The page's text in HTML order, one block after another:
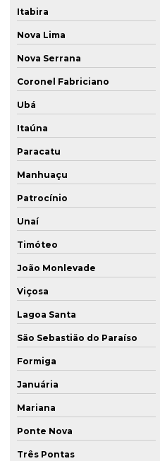
Itabira
Nova Lima
Nova Serrana
Coronel Fabriciano
Ubá
Itaúna
Paracatu
Manhuaçu
Patrocínio
Unaí
Timóteo
João Monlevade
Viçosa
Lagoa Santa
São Sebastião do Paraíso
Formiga
Januária
Mariana
Ponte Nova
Três Pontas